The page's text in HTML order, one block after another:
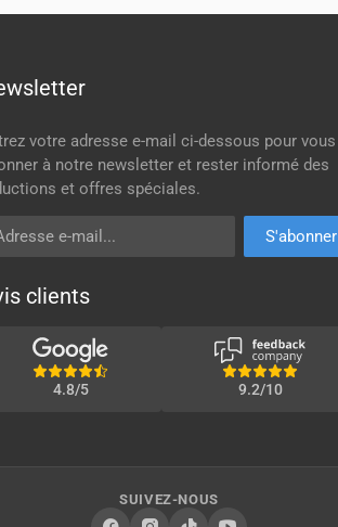
votre adresse e-mail ci-dessous pour vous
à notre newsletter et rester informé des
et offres spéciales.
e-mail
S'abonner
clients
4.8/5 9.2/10
SUIVEZ-NOUS